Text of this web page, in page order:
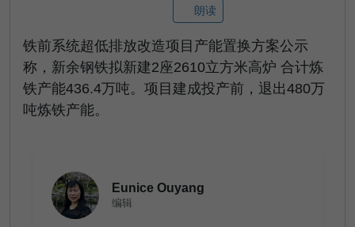
朗读
铁前系统超低排放改造项目产能置换方案公示
称，新余钢铁拟新建2座2610立方米高炉 合计炼
铁产能436.4万吨。项目建成投产前，退出480万
吨炼铁产能。
Eunice Ouyang
编辑